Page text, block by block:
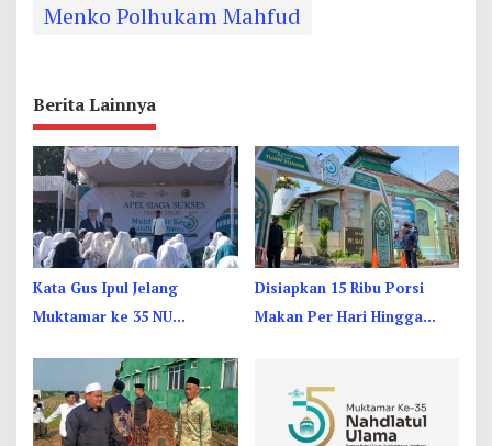
Menko Polhukam Mahfud
Berita Lainnya
Kata Gus Ipul Jelang
Muktamar ke 35 NU
Suguh, Lungguh
Disiapkan 15 Ribu Porsi
Makan Per Hari Hingga